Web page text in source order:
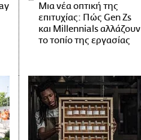
Μια νέα οπτική της
επιτυχίας: Πώς Gen Zs
και Millennials αλλάζουν
το τοπίο της εργασίας